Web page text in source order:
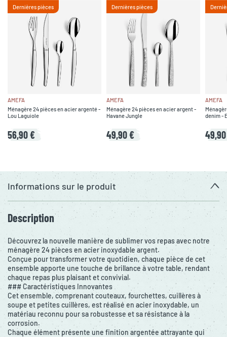
Dernières pièces
AMEFA
Ménagère 24 pièces en acier argenté -
Lou Laguiole
56,90 €
Dernières pièces
AMEFA
Ménagère 24 pièces en acier argent -
Havane Jungle
49,90 €
AMEFA
Informations sur le produit
Description
Découvrez la nouvelle manière de sublimer vos repas avec notre
ménagère 24 pièces en acier inoxydable argent.
Conçue pour transformer votre quotidien, chaque pièce de cet
ensemble apporte une touche de brillance à votre table, rendant
chaque repas plus plaisant et convivial.
### Caractéristiques Innovantes
Cet ensemble, comprenant couteaux, fourchettes, cuillères à
soupe et petites cuillères, est réalisé en acier inoxydable, un
matériau reconnu pour sa robustesse et sa résistance à la
corrosion.
Chaque élément présente une finition argentée attrayante qui